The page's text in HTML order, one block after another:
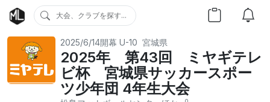
大会、クラブを探す...
2025/6/14開幕 U-10 宮城県
2025年 第43回 ミヤギテレ
ビ杯 宮城県サッカースポー
ツ少年団 4年生大会